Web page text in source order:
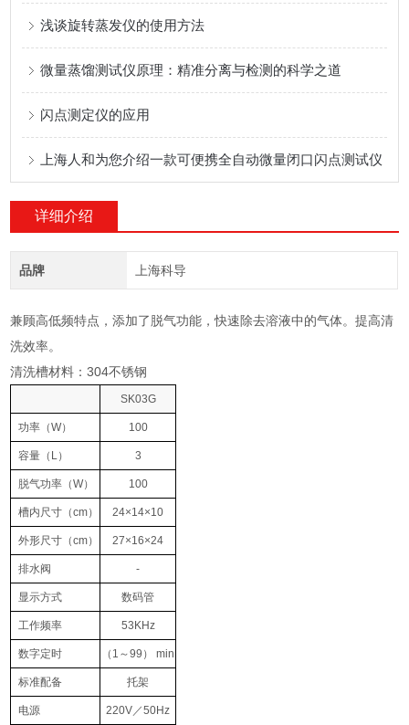
浅谈旋转蒸发仪的使用方法
微量蒸馏测试仪原理：精准分离与检测的科学之道
闪点测定仪的应用
上海人和为您介绍一款可便携全自动微量闭口闪点测试仪
详细介绍
品牌 上海科导
兼顾高低频特点，添加了脱气功能，快速除去溶液中的气体。提高清
洗效率。
清洗槽材料：304不锈钢
SK03G
功率 （W） 100
容量 （L） 3
脱气功率 （W） 100
槽内尺寸 （cm） 24×14×10
外形尺寸 （cm） 27×16×24
排水阀 -
显示方式 数码管
工作频率 53KHz
数字定时 （1 ～99） min
标准配备 托架
电源 220V／50Hz